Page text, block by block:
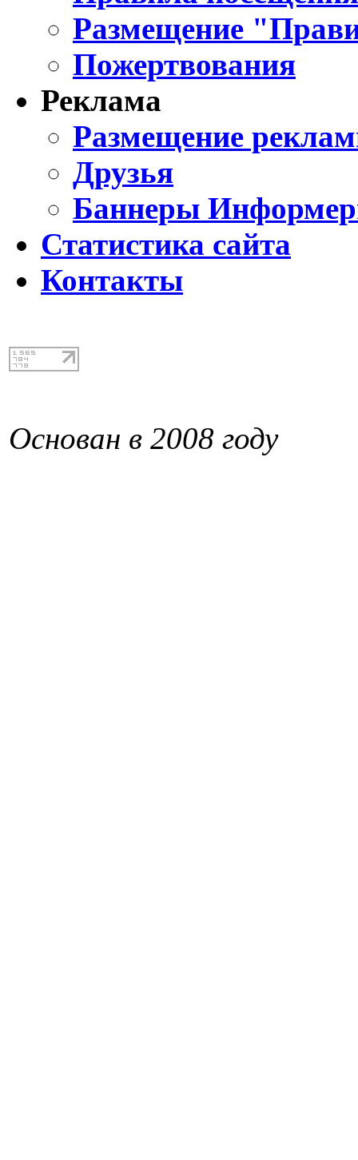
Размещение
Пожертвования
Реклама
Размещение
Друзья
Баннеры
Статистика сайта
Контакты
Основан в 2008 году